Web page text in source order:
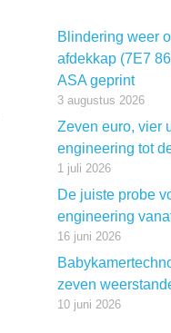
Blindering weer
afdekkap (7E7
ASA geprint
3 augustus 2026
Zeven euro, vier
engineering tot
1 juli 2026
De juiste probe
engineering
16 juni 2026
zeven
10 juni 2026